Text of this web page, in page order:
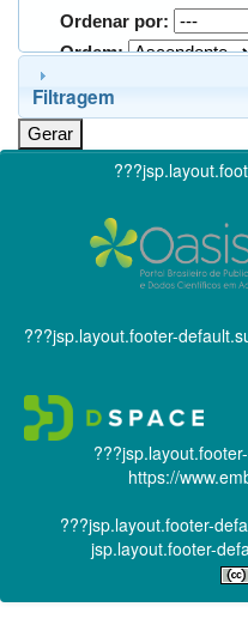
Ordenar por:
Ordem:
Filtragem
???jsp.layout.footer-
https://
???jsp.layout.footer-
jsp.layout.footer-